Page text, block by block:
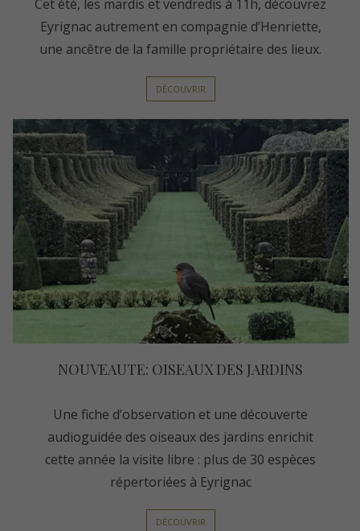
Cet été, les mardis et vendredis à 11h, découvrez
Eyrignac autrement en compagnie d’Henriette,
une ancêtre de la famille propriétaire des lieux.
DÉCOUVRIR
NOUVEAUTE: OISEAUX DES JARDINS
Une fiche d’observation et une découverte
audioguidée des oiseaux des jardins enrichit
cette année la visite libre : plus de 30 espèces
répertoriées à Eyrignac
DÉCOUVRIR